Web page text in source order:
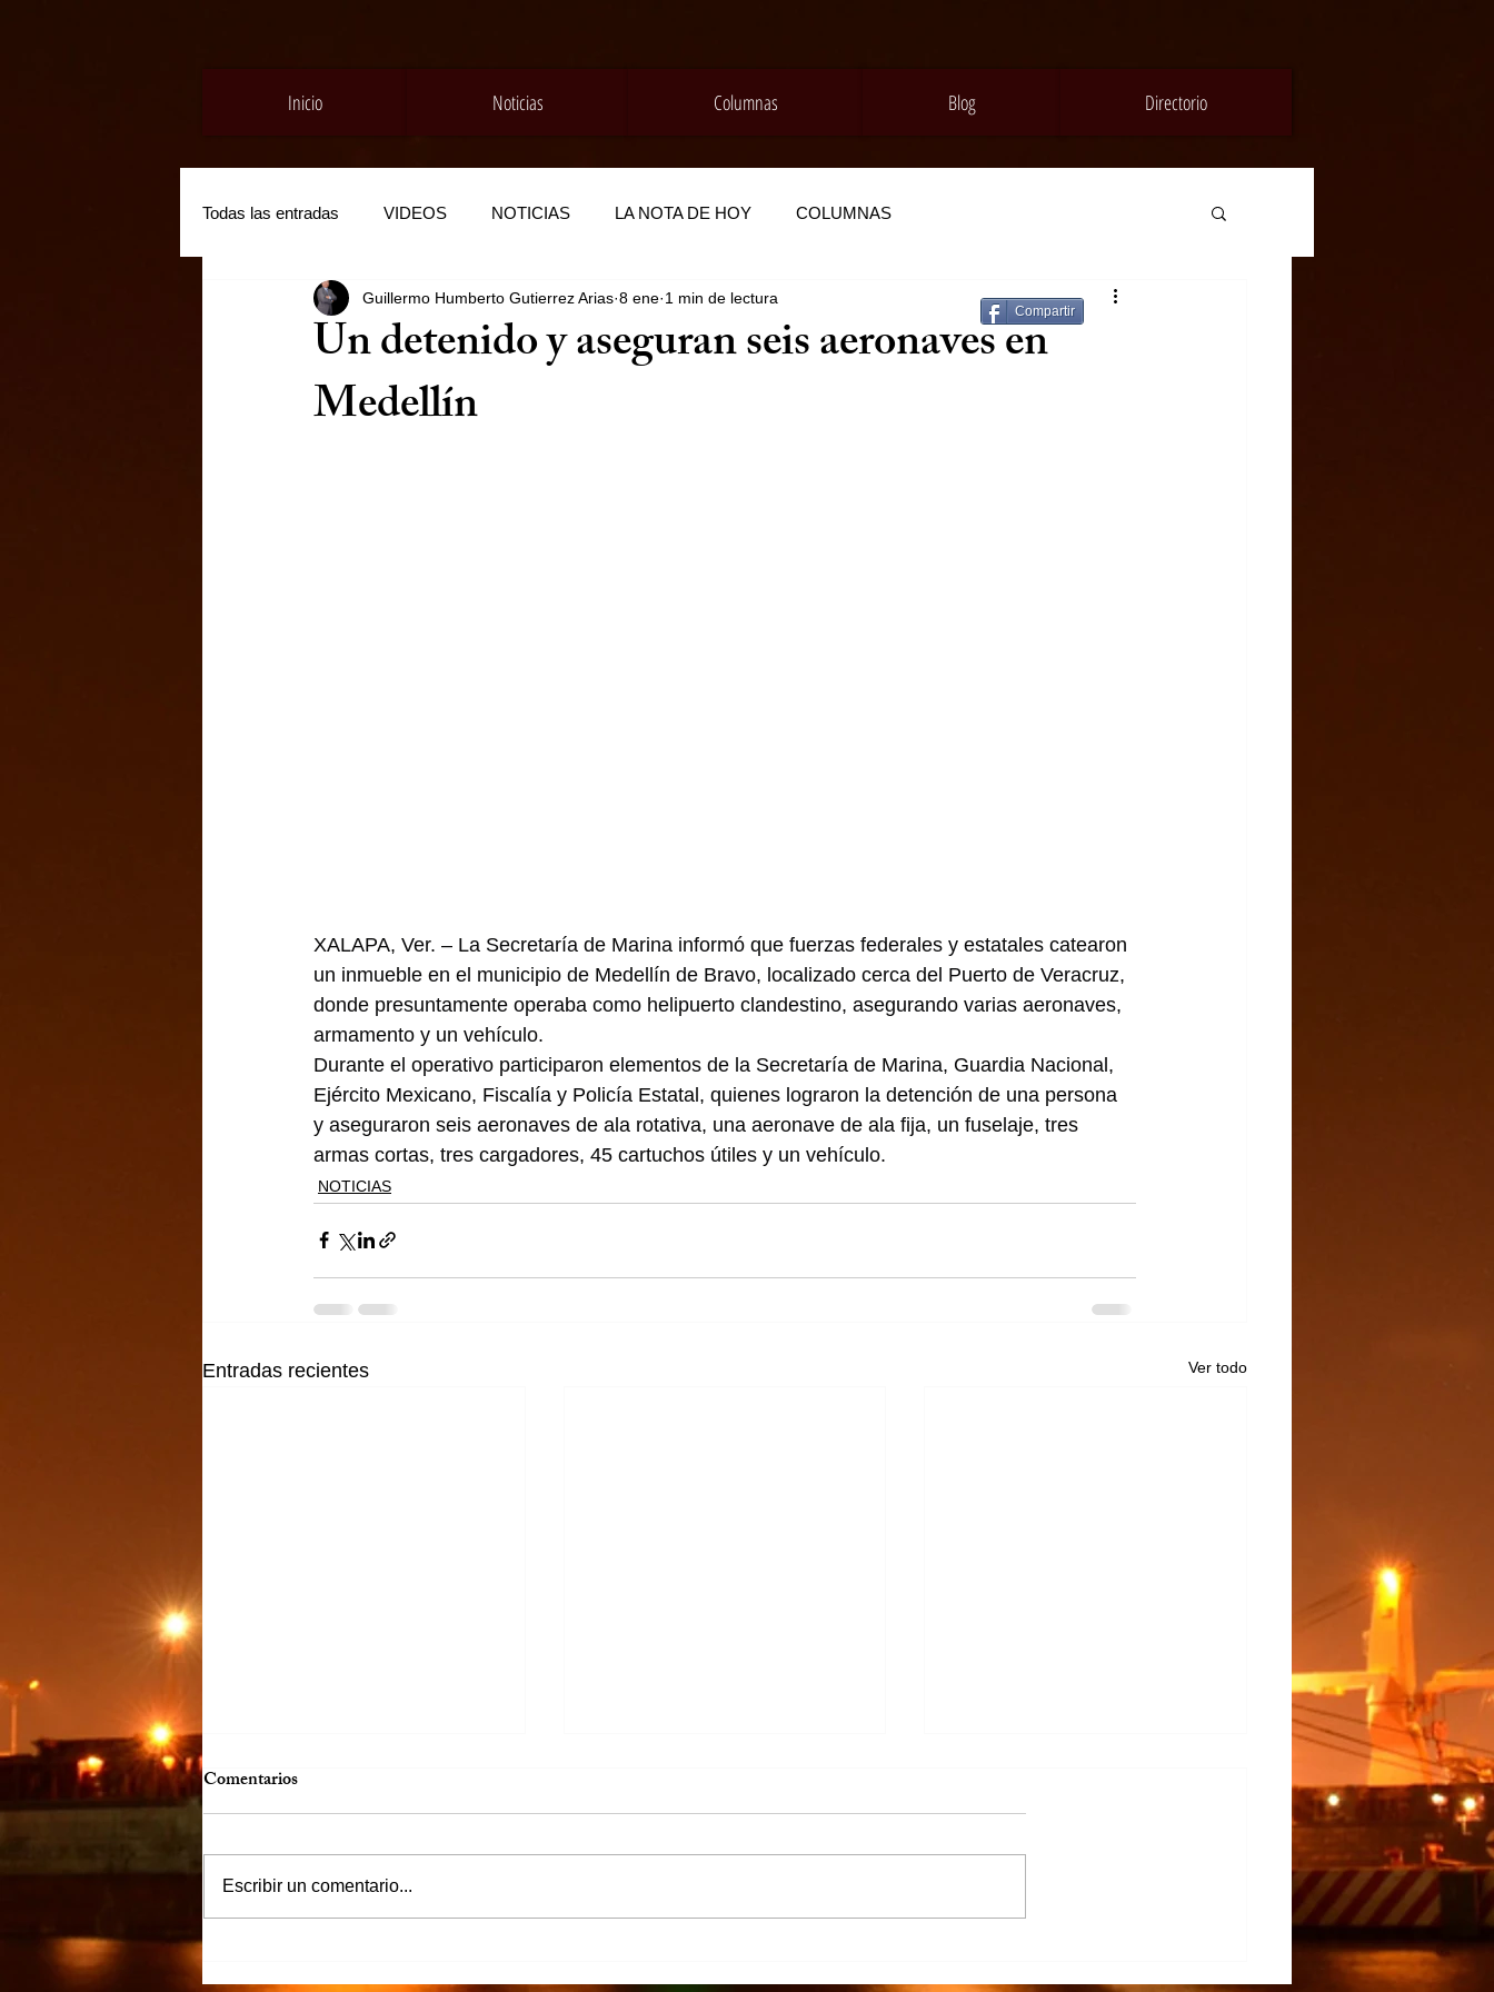
Inicio Noticias Columnas Blog Directorio
Todas las entradas VIDEOS NOTICIAS LA NOTA DE HOY COLUMNAS
Un detenido y aseguran seis aeronaves en
Medellín
Guillermo Humberto Gutierrez Arias 8 ene 1 min de lectura
XALAPA, Ver. – La Secretaría de Marina informó que fuerzas federales y estatales catearon
un inmueble en el municipio de Medellín de Bravo, localizado cerca del Puerto de Veracruz,
donde presuntamente operaba como helipuerto clandestino, asegurando varias aeronaves,
armamento y un vehículo.
Durante el operativo participaron elementos de la Secretaría de Marina, Guardia Nacional,
Ejército Mexicano, Fiscalía y Policía Estatal, quienes lograron la detención de una persona
y aseguraron seis aeronaves de ala rotativa, una aeronave de ala fija, un fuselaje, tres
armas cortas, tres cargadores, 45 cartuchos útiles y un vehículo.
NOTICIAS
Entradas recientes Ver todo
Comentarios
Escribir un comentario...
Compartir